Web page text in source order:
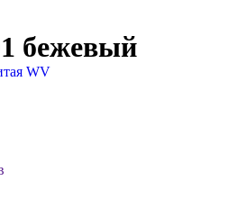
бежевый
WV